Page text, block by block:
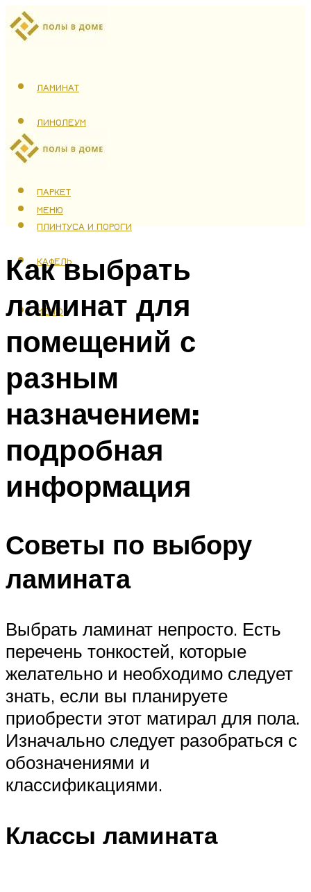
ЛАМИНАТ
ЛИНОЛЕУМ
ТЕПЛЫЙ ПОЛ
ПАРКЕТ
ПЛИНТУСА И ПОРОГИ
КАФЕЛЬ
МЕНЮ
МЕНЮ
Как выбрать
ламинат для
помещений с
разным
назначением:
подробная
информация
Советы по выбору
ламината
Выбрать ламинат непросто. Есть
перечень тонкостей, которые
желательно и необходимо следует
знать, если вы планируете
приобрести этот матирал для пола.
Изначально следует разобраться с
обозначениями и
классификациями.
Классы ламината